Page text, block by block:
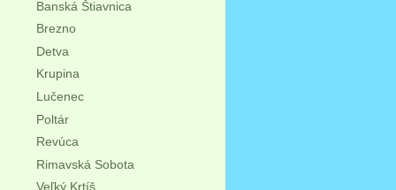
Banská Štiavnica
Brezno
Detva
Krupina
Lučenec
Poltár
Revúca
Rimavská Sobota
Veľký Krtíš